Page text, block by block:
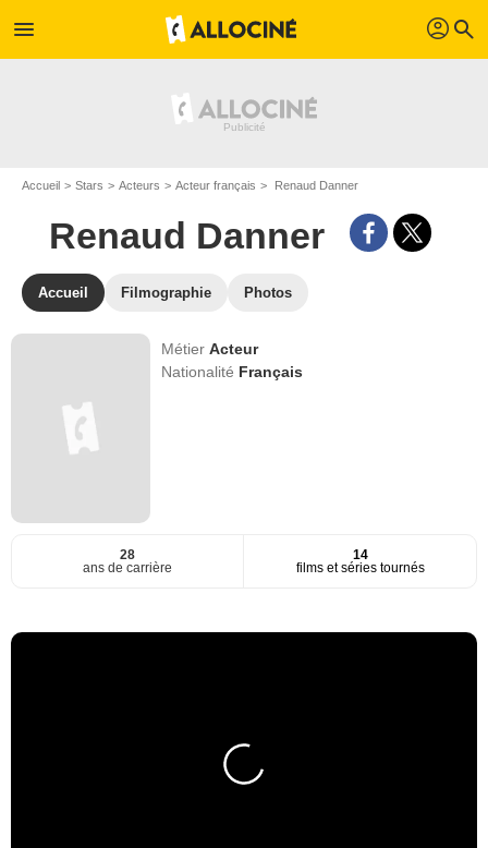
menu profil search
Accueil Stars Acteurs Acteur français Renaud Danner
Renaud Danner
Accueil Filmographie Photos
MétierActeur
Nationalité Français
28
ans de carrière
14
films et séries tournés